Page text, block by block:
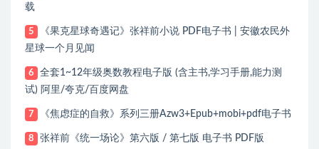
载
5
《果克星球奇遇记》张祥前小说 PDF电子书 | 安徽农民外
星球一个月见闻
6
全套1~12年级奥数教程电子版 (含主书,学习手册,能力测
试) 阿里/夸克/百度网盘
7 《焦虑症的自救》系列三册Azw3+Epub+mobi+pdf电子书
8 张祥前《统一场论》第六版 / 第七版 电子书 PDF版